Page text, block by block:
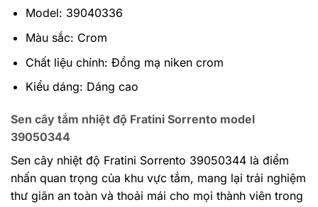
Model: 39040336
Màu sắc: Crom
Chất liệu chính: Đồng mạ niken crom
Kiểu dáng: Dáng cao
Sen cây tắm nhiệt độ Fratini Sorrento model
39050344
Sen cây nhiệt độ Fratini Sorrento 39050344 là điểm
nhấn quan trọng của khu vực tắm, mang lại trải nghiệm
thư giãn an toàn và thoải mái cho mọi thành viên trong